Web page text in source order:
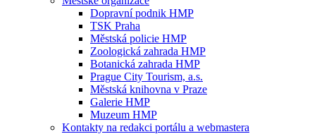
Dopravní podnik HMP
TSK Praha
Městská policie HMP
Zoologická zahrada HMP
Botanická zahrada HMP
Prague City Tourism, a.s.
Městská knihovna v Praze
Galerie HMP
Muzeum HMP
Kontakty na redakci portálu a webmastera